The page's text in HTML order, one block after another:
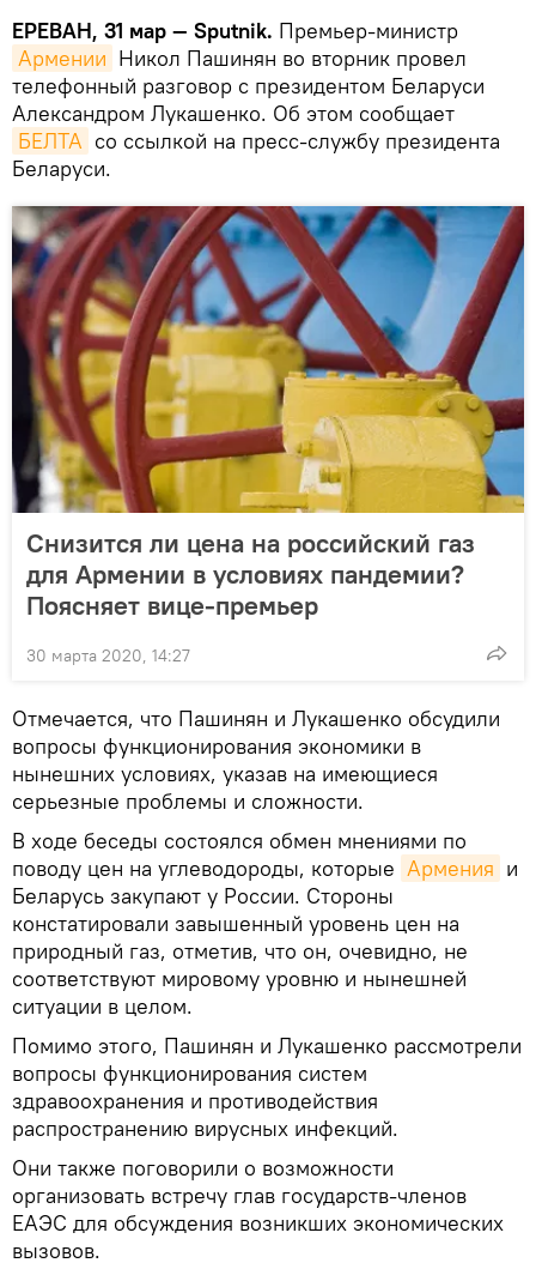
ЕРЕВАН, 31 мар — Sputnik. Премьер-министр
Армении Никол Пашинян во вторник провел
телефонный разговор с президентом Беларуси
Александром Лукашенко. Об этом сообщает
БЕЛТА со ссылкой на пресс-службу президента
Беларуси.
Снизится ли цена на российский газ
для Армении в условиях пандемии?
Поясняет вице-премьер
30 марта 2020, 14:27
Отмечается, что Пашинян и Лукашенко обсудили
вопросы функционирования экономики в
нынешних условиях, указав на имеющиеся
серьезные проблемы и сложности.
В ходе беседы состоялся обмен мнениями по
поводу цен на углеводороды, которые Армения и
Беларусь закупают у России. Стороны
констатировали завышенный уровень цен на
природный газ, отметив, что он, очевидно, не
соответствуют мировому уровню и нынешней
ситуации в целом.
Помимо этого, Пашинян и Лукашенко рассмотрели
вопросы функционирования систем
здравоохранения и противодействия
распространению вирусных инфекций.
Они также поговорили о возможности
организовать встречу глав государств-членов
ЕАЭС для обсуждения возникших экономических
вызовов.